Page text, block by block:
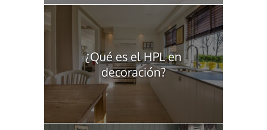
¿Qué es el HPL en
decoración?